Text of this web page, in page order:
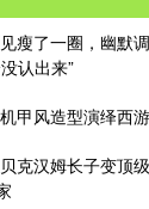
瘦了一圈，幽默调
认出来”
甲风造型演绎西
克汉姆长子变顶